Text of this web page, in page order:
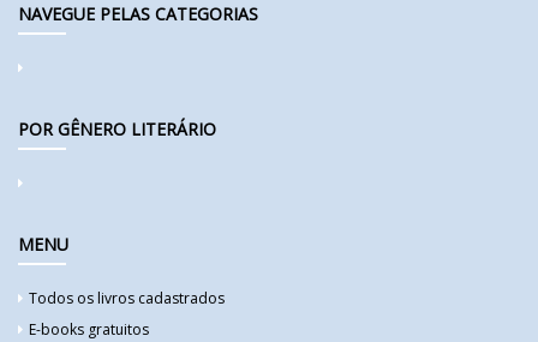
NAVEGUE PELAS CATEGORIAS
POR GÊNERO LITERÁRIO
MENU
Todos os livros cadastrados
E-books gratuitos